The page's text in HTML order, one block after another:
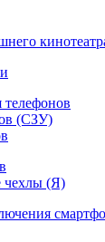
телефонов
(СЗУ)
чехлы (Я)